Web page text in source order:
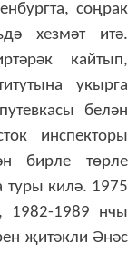
соңрак
хезмәт итә.
кайтып,
укырга
белән
инспекторы
бирле төрле
килә. 1975
1982-1989 нчы
җитәкли Әнәс